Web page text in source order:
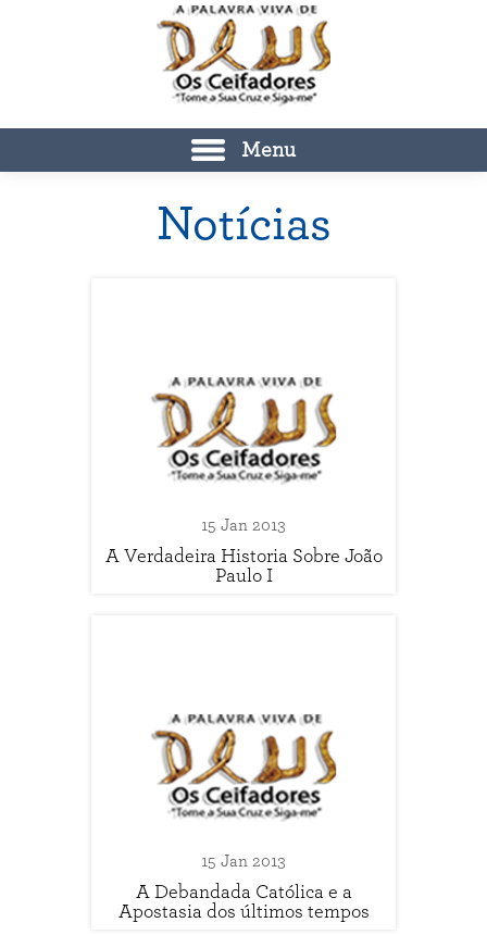
Menu
Notícias
15 Jan 2013
A Verdadeira Historia Sobre João
Paulo I
15 Jan 2013
A Debandada Católica e a
Apostasia dos últimos tempos